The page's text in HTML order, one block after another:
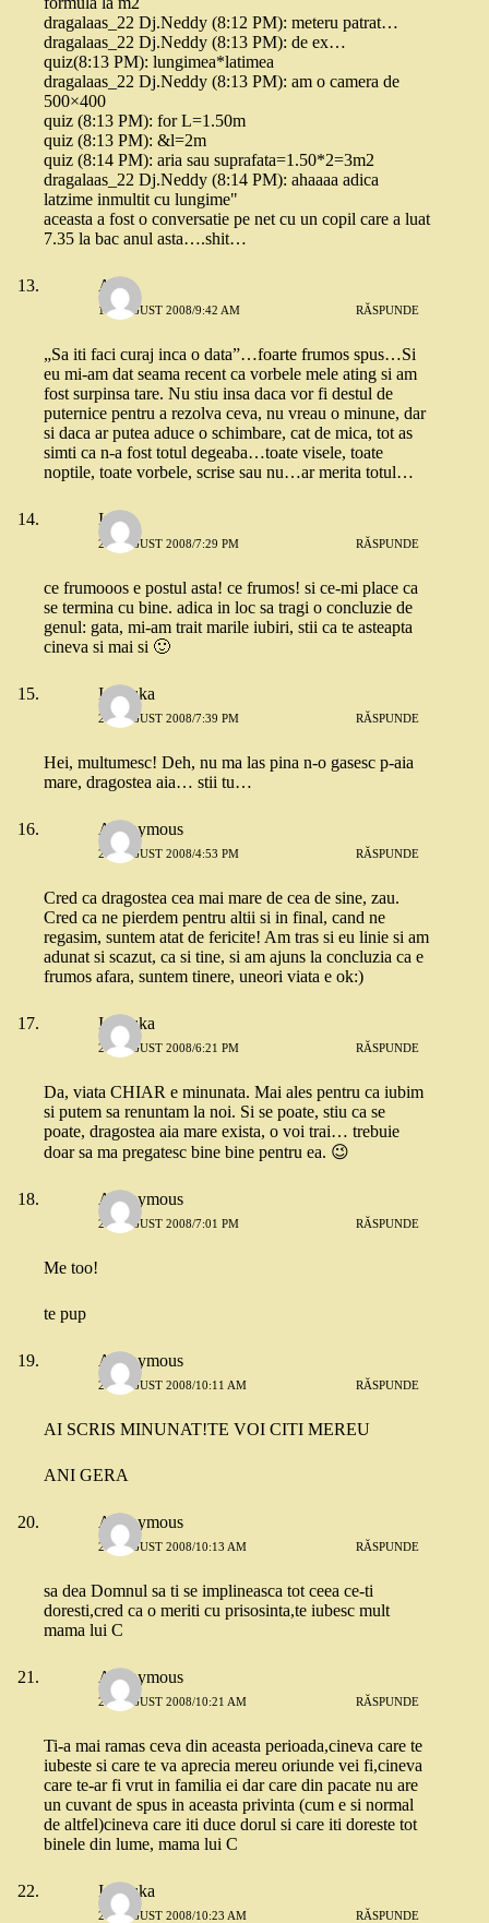
dragalaas_22 Dj.Neddy (8:12 PM): meteru patrat…
dragalaas_22 Dj.Neddy (8:13 PM): de ex…
quiz(8:13 PM): lungimea*latimea
dragalaas_22 Dj.Neddy (8:13 PM): am o camera de
500×400
quiz (8:13 PM): for L=1.50m
quiz (8:13 PM): &l=2m
quiz (8:14 PM): aria sau suprafata=1.50*2=3m2
dragalaas_22 Dj.Neddy (8:14 PM): ahaaaa adica
latzime inmultit cu lungime"
aceasta a fost o conversatie pe net cu un copil care a luat
7.35 la bac anul asta….shit…
Anda
16 AUGUST 2008/9:42 AM RĂSPUNDE
„Sa iti faci curaj inca o data”…foarte frumos spus…Si
eu mi-am dat seama recent ca vorbele mele ating si am
fost surpinsa tare. Nu stiu insa daca vor fi destul de
puternice pentru a rezolva ceva, nu vreau o minune, dar
si daca ar putea aduce o schimbare, cat de mica, tot as
simti ca n-a fost totul degeaba…toate visele, toate
noptile, toate vorbele, scrise sau nu…ar merita totul…
Iren
20 AUGUST 2008/7:29 PM RĂSPUNDE
ce frumooos e postul asta! ce frumos! si ce-mi place ca
se termina cu bine. adica in loc sa tragi o concluzie de
genul: gata, mi-am trait marile iubiri, stii ca te asteapta
cineva si mai si 🙂
Ionouka
20 AUGUST 2008/7:39 PM RĂSPUNDE
Hei, multumesc! Deh, nu ma las pina n-o gasesc p-aia
mare, dragostea aia… stii tu…
Anonymous
21 AUGUST 2008/4:53 PM RĂSPUNDE
Cred ca dragostea cea mai mare de cea de sine, zau.
Cred ca ne pierdem pentru altii si in final, cand ne
regasim, suntem atat de fericite! Am tras si eu linie si am
adunat si scazut, ca si tine, si am ajuns la concluzia ca e
frumos afara, suntem tinere, uneori viata e ok:)
Ionouka
21 AUGUST 2008/6:21 PM RĂSPUNDE
Da, viata CHIAR e minunata. Mai ales pentru ca iubim
si putem sa renuntam la noi. Si se poate, stiu ca se
poate, dragostea aia mare exista, o voi trai… trebuie
doar sa ma pregatesc bine bine pentru ea. 😉
Anonymous
21 AUGUST 2008/7:01 PM RĂSPUNDE
Me too!
te pup
Anonymous
26 AUGUST 2008/10:11 AM RĂSPUNDE
AI SCRIS MINUNAT!TE VOI CITI MEREU
ANI GERA
Anonymous
26 AUGUST 2008/10:13 AM RĂSPUNDE
sa dea Domnul sa ti se implineasca tot ceea ce-ti
doresti,cred ca o meriti cu prisosinta,te iubesc mult
mama lui C
Anonymous
26 AUGUST 2008/10:21 AM RĂSPUNDE
Ti-a mai ramas ceva din aceasta perioada,cineva care te
iubeste si care te va aprecia mereu oriunde vei fi,cineva
care te-ar fi vrut in familia ei dar care din pacate nu are
un cuvant de spus in aceasta privinta (cum e si normal
de altfel)cineva care iti duce dorul si care iti doreste tot
binele din lume, mama lui C
Ionouka
26 AUGUST 2008/10:23 AM RĂSPUNDE